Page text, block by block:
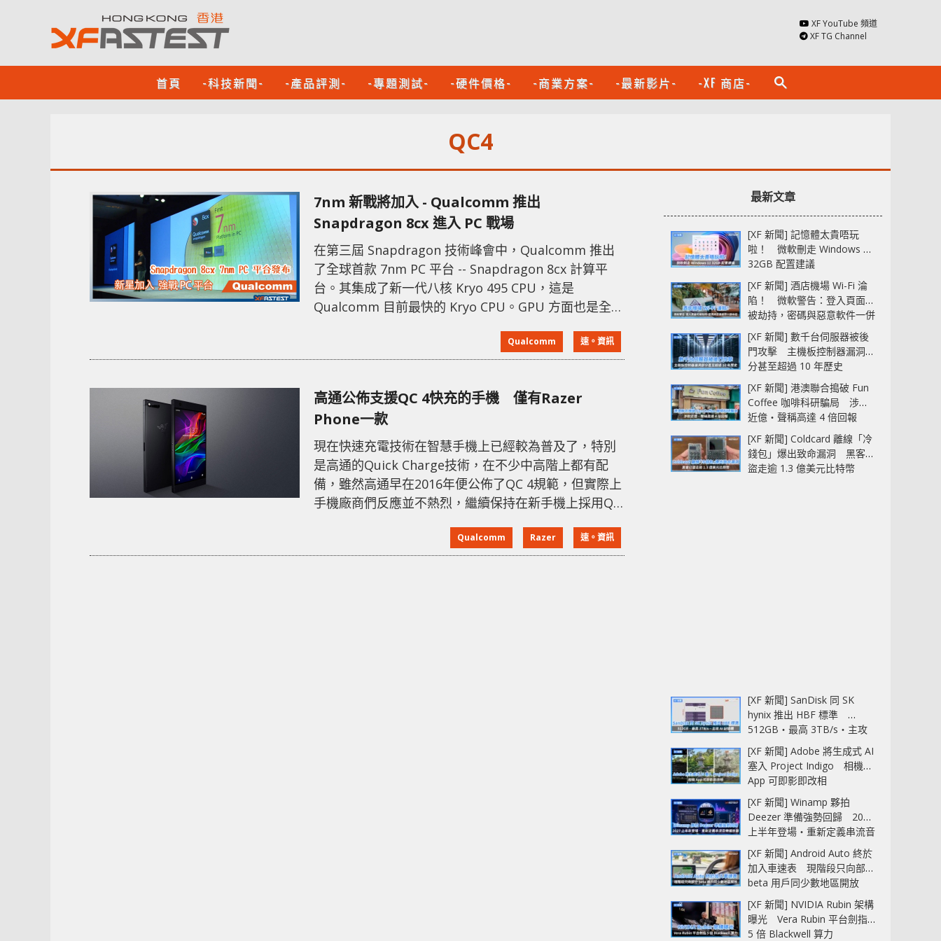
XF YouTube 頻道
XF TG Channel
首頁 -科技新聞- -產品評測- -專題測試- -硬件價格- -商業方案- -最新影片- -XF 商店- search
QC4
7nm 新戰將加入 - Qualcomm 推出
Snapdragon 8cx 進入 PC 戰場
在第三屆 Snapdragon 技術峰會中，Qualcomm 推出
了全球首款 7nm PC 平台 -- Snapdragon 8cx 計算平
台。其集成了新一代八核 Kryo 495 CPU，這是
Qualcomm 目前最快的 Kryo CPU。GPU 方面也是全新
8cx 計算平台現已向客戶發出樣版，搭載此平台的商用
設備預計將在 2019 Q3 開始出貨。 Kryo 495 CPU 加大
Qualcomm 速。資訊
高通公佈支援QC 4快充的手機 僅有Razer
Phone一款
現在快速充電技術在智慧手機上已經較為普及了，特別
是高通的Quick Charge技術，在不少中高階上都有配
備，雖然高通早在2016年便公佈了QC 4規範，但實際上
手機廠商們反應並不熱烈，繼續保持在新手機上採用QC
趣的事情，其實中興子品牌努比亞在2016年推出過支援
Qualcomm Razer 速。資訊
最新文章
[XF 新聞] 記憶體太貴唔玩
啦！ 微軟刪走 Windows 11
32GB 配置建議
[XF 新聞] 酒店機場 Wi-Fi 淪
陷！ 微軟警告：登入頁面可
被劫持，密碼與惡意軟件一併
中招
[XF 新聞] 數千台伺服器被後
門攻擊 主機板控制器漏洞部
分甚至超過 10 年歷史
[XF 新聞] 港澳聯合搗破 Fun
Coffee 咖啡科研騙局 涉款
近億‧聲稱高達 4 倍回報
[XF 新聞] Coldcard 離線「冷
錢包」爆出致命漏洞 黑客已
盜走逾 1.3 億美元比特幣
[XF 新聞] SanDisk 同 SK
hynix 推出 HBF 標準
512GB‧最高 3TB/s‧主攻
AI 記憶體
[XF 新聞] Adobe 將生成式 AI
塞入 Project Indigo 相機
App 可即影即改相
[XF 新聞] Winamp 夥拍
Deezer 準備強勢回歸 2027
上半年登場‧重新定義串流音
樂播放器
[XF 新聞] Android Auto 終於
加入車速表 現階段只向部分
beta 用戶同少數地區開放
[XF 新聞] NVIDIA Rubin 架構
曝光 Vera Rubin 平台劍指
5 倍 Blackwell 算力